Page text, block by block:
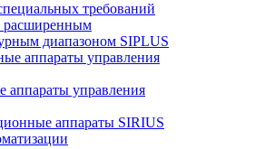
требований
расширенным
диапазоном SIPLUS
управления
аппараты SIRIUS